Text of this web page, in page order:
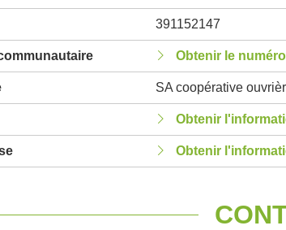
391152147
Obtenir le numéro
SA coopérative
Obtenir
Obtenir